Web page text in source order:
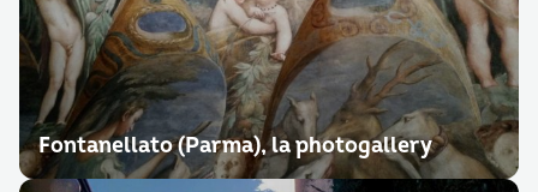
Fontanellato (Parma), la photogallery